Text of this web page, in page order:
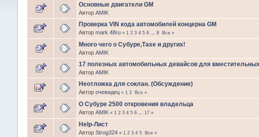
Основные двигатели GM
Автор AMIK
Проверка VIN кода автомобилей концерна GM
Автор mark 48ru « 1 2 3 4 5 6 8 Все»
Много чего о Субуре,Тахе и других!
Автор AMIK
17 полезных автомобильных девайсов для
Автор AMIK
Неотложка для соклан. (Обсуждение)
Автор очевидец « 1 2 Все»
О Субуре 2500 откровения владельца
Автор AMIK « 1 2 3 4 5 6 17»
Help-Лист
Автор Strog324 « 1 2 3 4 5 Все»